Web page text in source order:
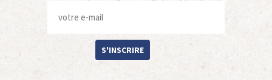
S'INSCRIRE